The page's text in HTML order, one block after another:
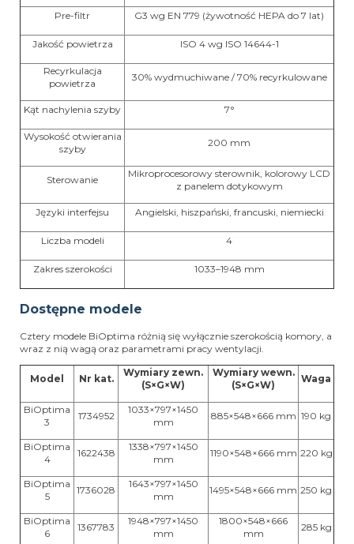
Pre-filtr G3 wg EN 779 (żywotność HEPA do 7 lat)
Jakość powietrza ISO 4 wg ISO 14644-1
Recyrkulacja
powietrza
30% wydmuchiwane / 70% recyrkulowane
Kąt nachylenia szyby 7°
Wysokość otwierania
szyby
200 mm
Sterowanie
Mikroprocesorowy sterownik, kolorowy LCD
z panelem dotykowym
Języki interfejsu Angielski, hiszpański, francuski, niemiecki
Liczba modeli 4
Zakres szerokości 1033–1948 mm
Dostępne modele
Cztery modele BiOptima różnią się wyłącznie szerokością komory, a
wraz z nią wagą oraz parametrami pracy wentylacji.
Model Nr kat.
Wymiary zewn.
(S×G×W)
Wymiary wewn.
(S×G×W)
Waga
BiOptima
3
1734952
1033×797×1450
mm
885×548×666 mm 190 kg
BiOptima
4
1622438
1338×797×1450
mm
1190×548×666 mm 220 kg
BiOptima
5
1736028
1643×797×1450
mm
1495×548×666 mm 250 kg
BiOptima
6
1367783
1948×797×1450
mm
1800×548×666
mm
285 kg